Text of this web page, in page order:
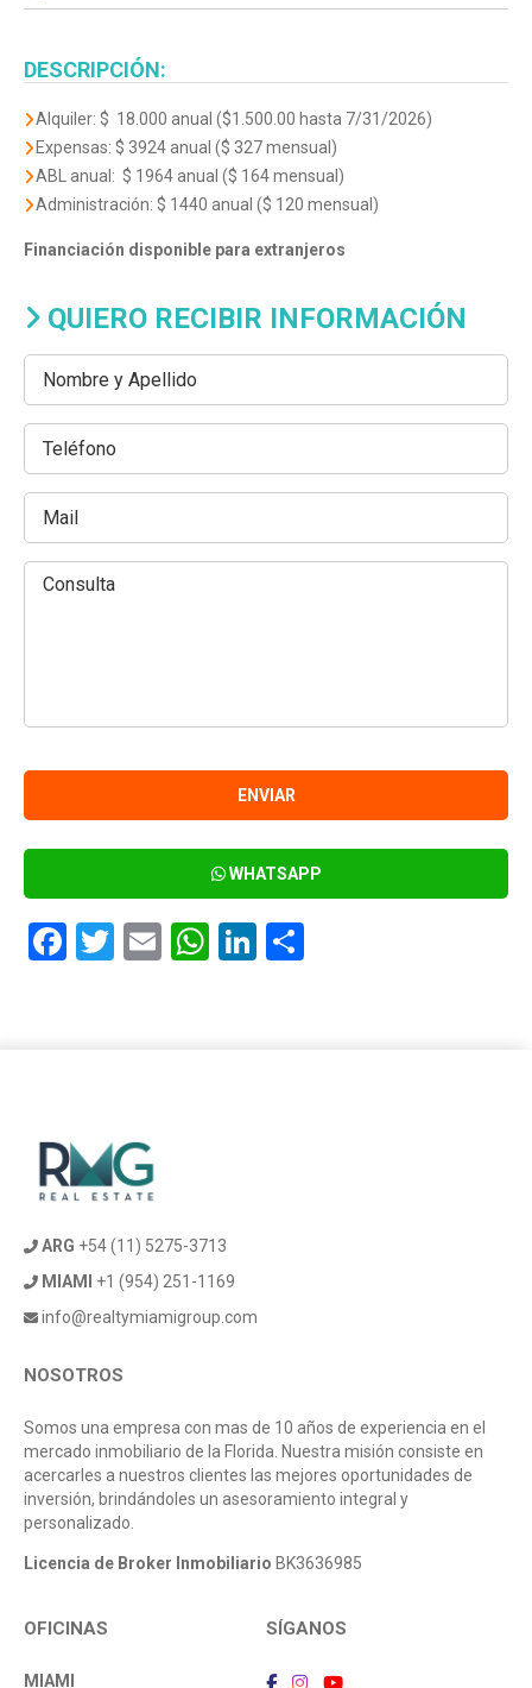
DESCRIPCIÓN:
Alquiler: $ 18.000 anual ($1.500.00 hasta 7/31/2026)
Expensas: $ 3924 anual ($ 327 mensual)
ABL anual: $ 1964 anual ($ 164 mensual)
Administración: $ 1440 anual ($ 120 mensual)
Financiación disponible para extranjeros
QUIERO RECIBIR INFORMACIÓN
WHATSAPP
Facebook
Twitter
EmailWhatsApp
LinkedIn
ARG +54 (11) 5275-3713
MIAMI +1 (954) 251-1169
info@realtymiamigroup.com
NOSOTROS
Somos una empresa con mas de 10 años de experiencia en el
mercado inmobiliario de la Florida. Nuestra misión consiste en
acercarles a nuestros clientes las mejores oportunidades de
inversión, brindándoles un asesoramiento integral y
personalizado.
Licencia de Broker Inmobiliario BK3636985
OFICINAS
MIAMI
SÍGANOS